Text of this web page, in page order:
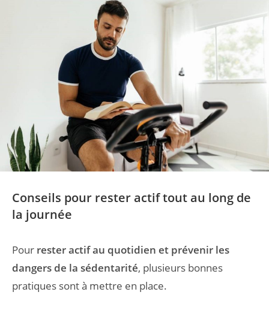
Conseils pour rester actif tout au long de
la journée
Pour rester actif au quotidien et prévenir les
dangers de la sédentarité, plusieurs bonnes
pratiques sont à mettre en place.